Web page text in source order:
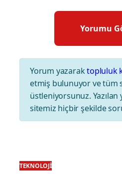
Yorum yazaraktopluluk
etmiş bulunuyor ve tüm
üstleniyorsunuz.
sitemiz hiçbir şekilde
TEKNOLOJI